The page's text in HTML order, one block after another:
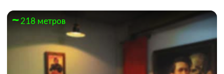
218 метров